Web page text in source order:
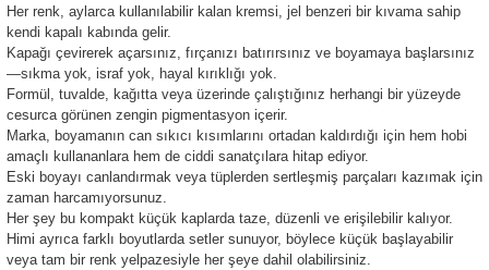
Her renk, aylarca kullanılabilir kalan kremsi, jel benzeri bir kıvama sahip
kendi kapalı kabında gelir.
Kapağı çevirerek açarsınız, fırçanızı batırırsınız ve boyamaya başlarsınız
—sıkma yok, israf yok, hayal kırıklığı yok.
Formül, tuvalde, kağıtta veya üzerinde çalıştığınız herhangi bir yüzeyde
cesurca görünen zengin pigmentasyon içerir.
Marka, boyamanın can sıkıcı kısımlarını ortadan kaldırdığı için hem hobi
amaçlı kullananlara hem de ciddi sanatçılara hitap ediyor.
Eski boyayı canlandırmak veya tüplerden sertleşmiş parçaları kazımak için
zaman harcamıyorsunuz.
Her şey bu kompakt küçük kaplarda taze, düzenli ve erişilebilir kalıyor.
Himi ayrıca farklı boyutlarda setler sunuyor, böylece küçük başlayabilir
veya tam bir renk yelpazesiyle her şeye dahil olabilirsiniz.